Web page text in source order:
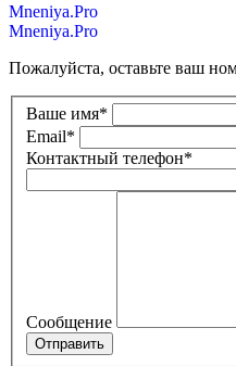
Mneniya.Pro
Mneniya.Pro
Пожалуйста, оставьте ваш
Ваше имя*
Email*
Контактный телефон*
Сообщение